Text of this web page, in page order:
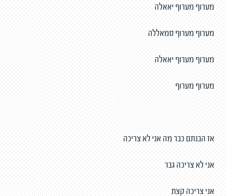
מערוף מערוף יאאלה
מערוף מערוף סמאללה
מערוף מערוף יאאלה
מערוף מערוף
אז הבנתם כבר מה אני לא צריכה
אני לא צריכה גבר
אני צריכה קצת